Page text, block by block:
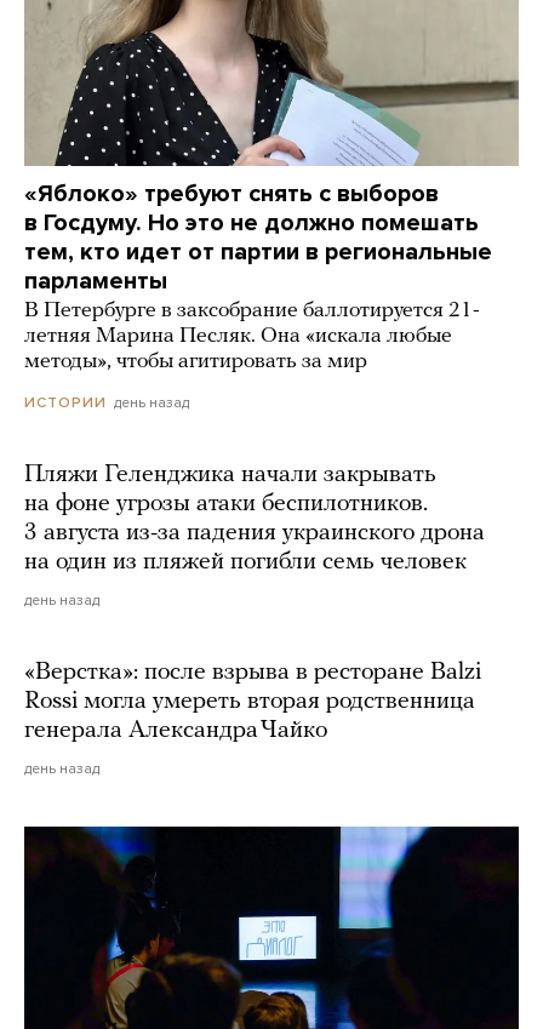
«Яблоко» требуют снять с выборов
в Госдуму. Но это не должно помешать
тем, кто идет от партии в региональные
парламенты
В Петербурге в заксобрание баллотируется 21-
летняя Марина Песляк. Она «искала любые
методы», чтобы агитировать за мир
ИСТОРИИ день назад
Пляжи Геленджика начали закрывать
на фоне угрозы атаки беспилотников.
3 августа из-за падения украинского дрона
на один из пляжей погибли семь человек
день назад
«Верстка»: после взрыва в ресторане Balzi
Rossi могла умереть вторая родственница
генерала Александра Чайко
день назад